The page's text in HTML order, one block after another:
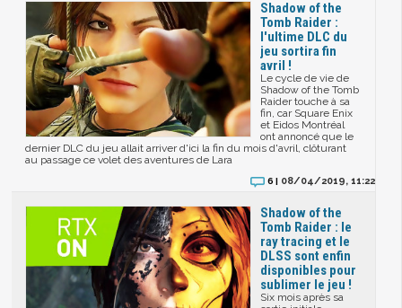
Shadow of the
Tomb Raider :
l'ultime DLC du
jeu sortira fin
avril !
Le cycle de vie de
Shadow of the Tomb
Raider touche à sa
fin, car Square Enix
et Eidos Montréal
ont annoncé que le
dernier DLC du jeu allait arriver d'ici la fin du mois d'avril, clôturant
au passage ce volet des aventures de Lara
6 |08/04/2019, 11:22
Shadow of the
Tomb Raider : le
ray tracing et le
DLSS sont enfin
disponibles pour
sublimer le jeu !
Six mois après sa